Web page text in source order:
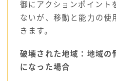
御にアクションポイント
ないが、移動と能力の使
きます。
破壊された地域 ：地域
になった場合